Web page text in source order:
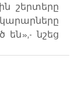
շերտերը
են»,- նշեց